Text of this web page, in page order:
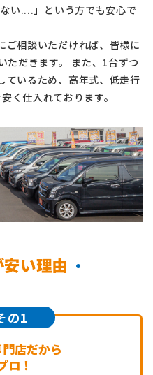
い....」という方でも安心で
ご相談いただければ、皆様に
だきます。
また、1台ずつ
いるため、 高年式、低走行
く仕入れております。
い理由
の1
店だから
ロ！